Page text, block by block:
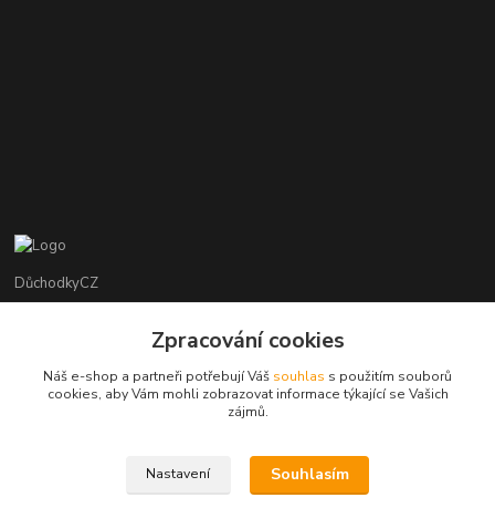
DůchodkyCZ
+420 412384749
objednavky@duchodky.cz
Zpracování cookies
Náš e-shop a partneři potřebují Váš souhlas s použitím souborů
cookies, aby Vám mohli zobrazovat informace týkající se Vašich
zájmů.
Nastavení Souhlasím